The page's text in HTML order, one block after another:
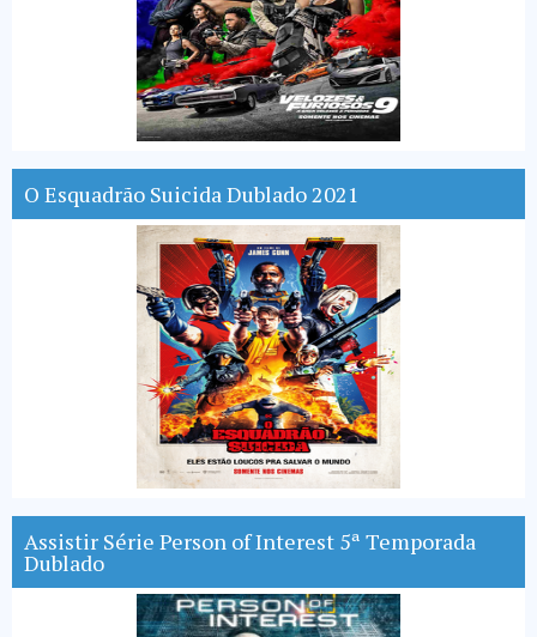
O Esquadrão Suicida Dublado 2021
Assistir Série Person of Interest 5ª Temporada
Dublado